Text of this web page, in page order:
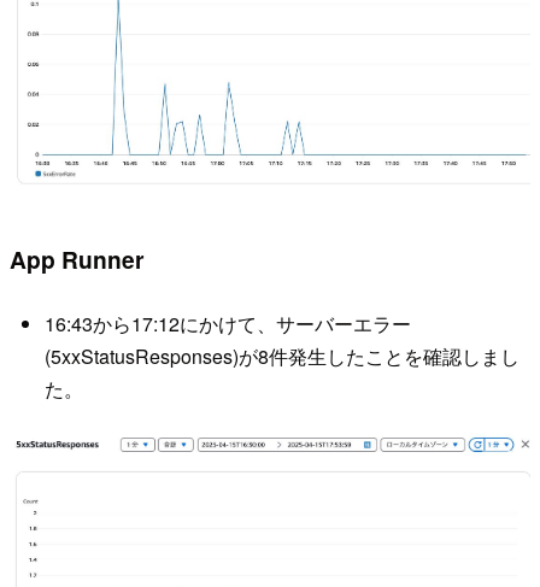
App Runner
16:43から17:12にかけて、サーバーエラー
(5xxStatusResponses)が8件発生したことを確認しまし
た。